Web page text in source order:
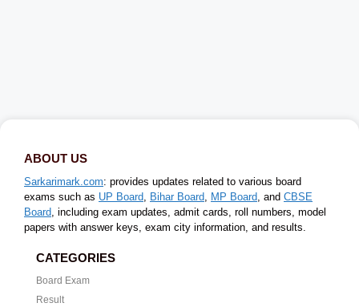
ABOUT US
Sarkarimark.com: provides updates related to various board
exams such as UP Board, Bihar Board, MP Board, and CBSE
Board, including exam updates, admit cards, roll numbers, model
papers with answer keys, exam city information, and results.
CATEGORIES
Board Exam
Result